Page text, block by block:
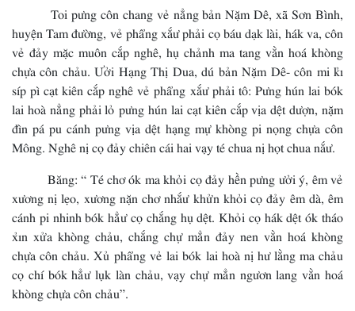
Toi pưng côn chang vẻ nẳng bản Nặm Dê, xã Sơn Bình,
huyện Tam đường, vẻ phẩng xắư phải cọ báu dạk lài, hák va, côn
vẻ đảy mặc muôn cắp nghê, hụ chảnh ma tang vằn hoá khòng
chựa côn chảu. Ưởi Hạng Thị Dua, dú bản Nặm Dê- côn mi kỉ
síp pì cạt kiên cắp nghê vẻ phẩng xắư phải tô: Pưng hún lai bók
lai hoà nẳng phải lỏ pưng hún lai cạt kiên cắp vịa dệt dượn, nặm
đìn pá pu cánh pưng vịa dệt hạng mự khòng pi nọng chựa côn
Mông. Nghê nị cọ đảy chiên cái hai vạy té chua nị họt chua nắư.
Băng: “ Té chơ ók ma khỏi cọ đảy hền pưng ưởi ý, êm vẻ
xương nị lẹo, xương nặn chơ nhắư khửn khỏi cọ đảy êm dà, êm
cánh pi nhinh bók hẳư cọ chắng hụ dệt. Khỏi cọ hák dệt ók tháo
xỉn xửa khòng chảu, chắng chự mẳn đảy nen vằn hoá khòng
chựa côn chảu. Xủ phẩng vẻ lai bók lai hoà nị hư lằng ma chảu
cọ chí bók hẳư lụk làn chảu, vạy chự mẳn ngươn lang vằn hoá
khòng chựa côn chảu”.